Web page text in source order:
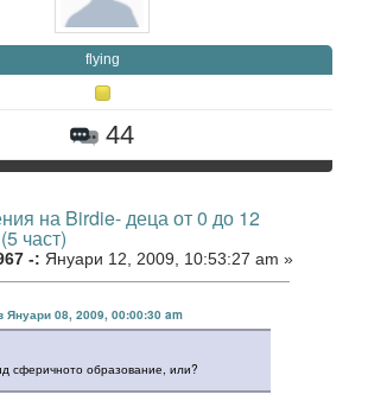
flying
44
на Birdie- деца от 0 до 12
част)
-: Януари 12, 2009, 10:53:27 am »
Януари 08, 2009, 00:00:30 am
сферичното образование, или?